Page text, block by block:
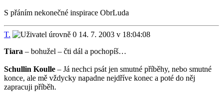
S přáním nekonečné inspirace ObrLuda
T.
14. 7. 2003 v 18:04:08
Tiara – bohužel – čti dál a pochopíš…
Schullin Koulle – Já nechci psát jen smutné příběhy, nebo smutné
konce, ale mě vždycky napadne nejdříve konec a poté do něj
zapracuji příběh.